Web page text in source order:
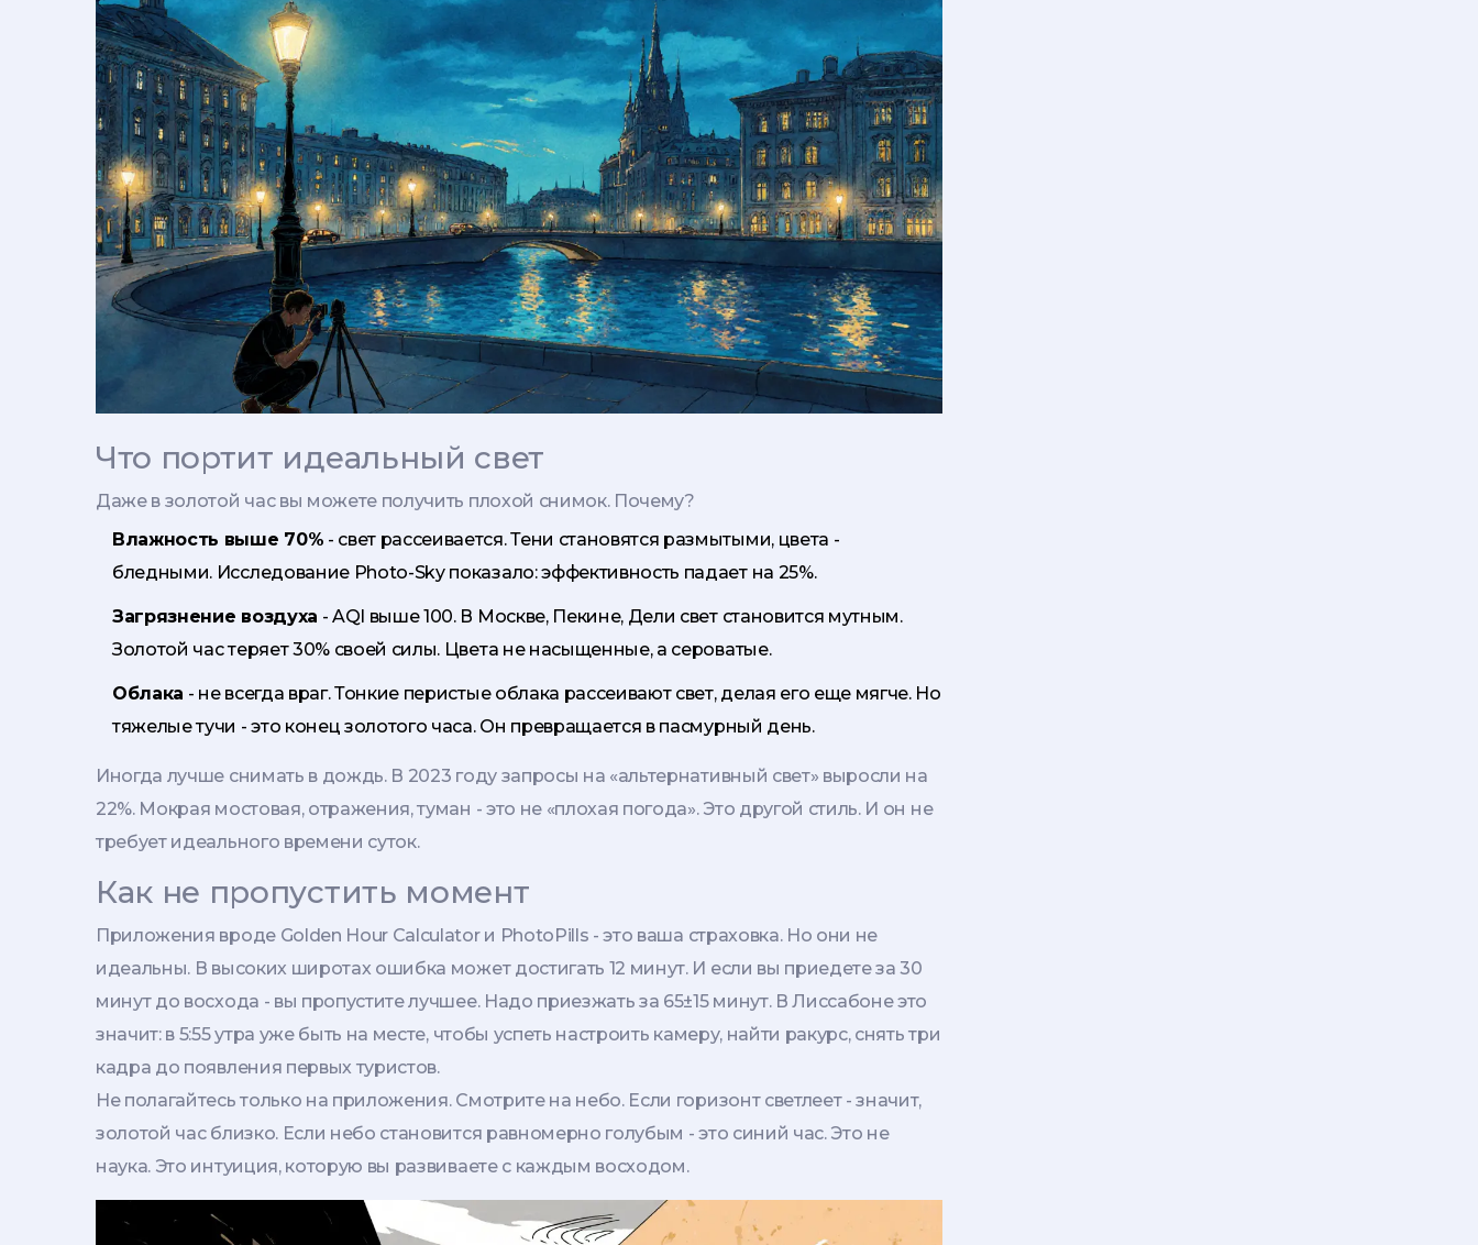
Что портит идеальный свет
Даже в золотой час вы можете получить плохой снимок. Почему?
Влажность выше 70% - свет рассеивается. Тени становятся размытыми, цвета -
бледными. Исследование Photo-Sky показало: эффективность падает на 25%.
Загрязнение воздуха - AQI выше 100. В Москве, Пекине, Дели свет становится мутным.
Золотой час теряет 30% своей силы. Цвета не насыщенные, а сероватые.
Облака - не всегда враг. Тонкие перистые облака рассеивают свет, делая его еще мягче. Но
тяжелые тучи - это конец золотого часа. Он превращается в пасмурный день.
Иногда лучше снимать в дождь. В 2023 году запросы на «альтернативный свет» выросли на
22%. Мокрая мостовая, отражения, туман - это не «плохая погода». Это другой стиль. И он не
требует идеального времени суток.
Как не пропустить момент
Приложения вроде Golden Hour Calculator и PhotoPills - это ваша страховка. Но они не
идеальны. В высоких широтах ошибка может достигать 12 минут. И если вы приедете за 30
минут до восхода - вы пропустите лучшее. Надо приезжать за 65±15 минут. В Лиссабоне это
значит: в 5:55 утра уже быть на месте, чтобы успеть настроить камеру, найти ракурс, снять три
кадра до появления первых туристов.
Не полагайтесь только на приложения. Смотрите на небо. Если горизонт светлеет - значит,
золотой час близко. Если небо становится равномерно голубым - это синий час. Это не
наука. Это интуиция, которую вы развиваете с каждым восходом.